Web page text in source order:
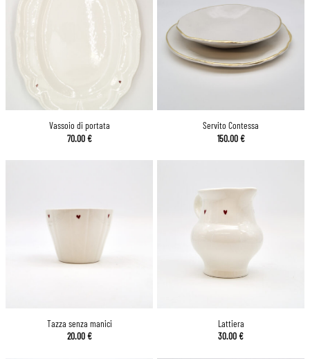
Vassoio di portata
70.00€
Servito Contessa
150.00€
Tazza senza manici
20.00€
Lattiera
30.00€